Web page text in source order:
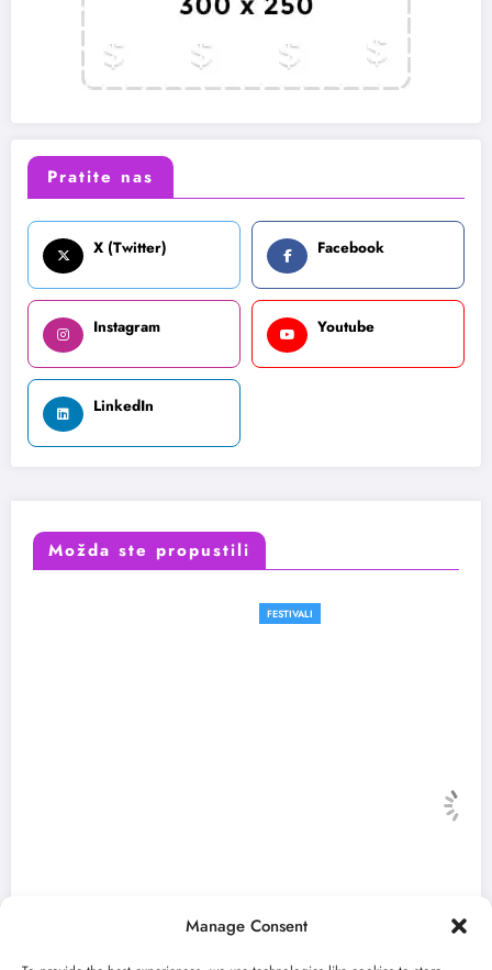
Manage Consent
Pratite nas
X (Twitter) Facebook
Instagram Youtube
LinkedIn
Možda ste propustili